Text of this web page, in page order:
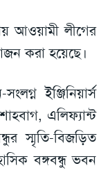
আওয়ামী লীগের
করা হয়েছে।
ইঞ্জিনিয়ার্স
এলিফ্যান্ট
স্মৃতি-বিজড়িত
বঙ্গবন্ধু ভবন